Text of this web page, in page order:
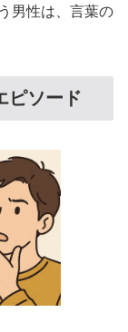
男性は、言葉の
ピソード